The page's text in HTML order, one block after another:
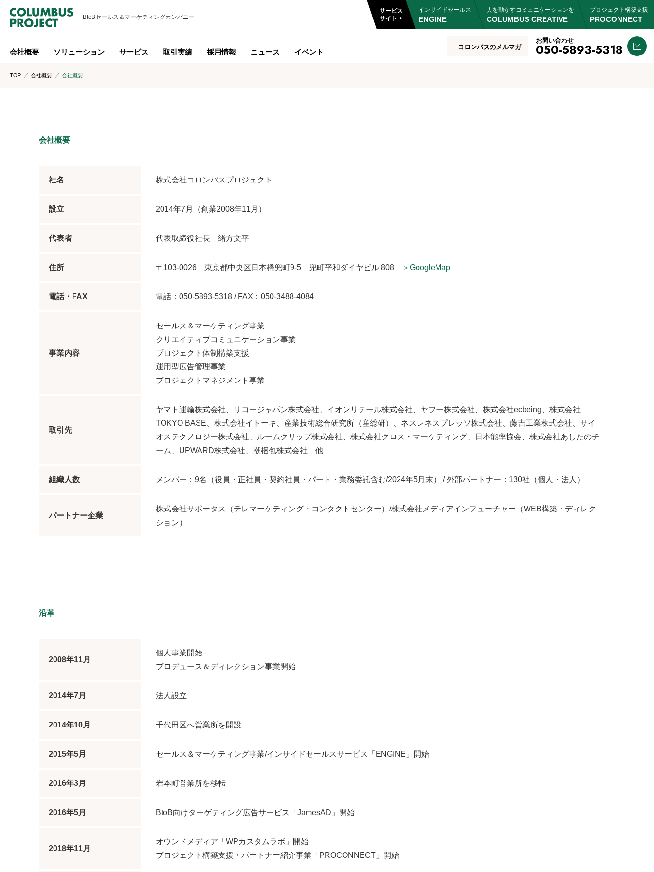
BtoBセールス＆ マーケティングカンパニー
サービス
サイト
インサイドセールス
ENGINE
人を動かすコミュニケーションを
COLUMBUS CREATIVE
プロジェクト構築支援
PROCONNECT
会社概要 ソリューション サービス 取引実績 採用情報 ニュース イベント
コロンバスのメルマガ
お問い合わせ
050-5893-5318
TOP 会社概要 会社概要
会社概要
社名 株式会社コロンバスプロジェクト
設立 2014年7月（創業2008年11月）
代表者 代表取締役社長 緒方文平
住所 〒103-0026 東京都中央区日本橋兜町9-5 兜町平和ダイヤビル 808 ＞GoogleMap
電話・FAX 電話：050-5893-5318 / FAX：050-3488-4084
事業内容
セールス＆マーケティング事業
クリエイティブコミュニケーション事業
プロジェクト体制構築支援
運用型広告管理事業
プロジェクトマネジメント事業
取引先
ヤマト運輸株式会社、リコージャパン株式会社、イオンリテール株式会社、ヤフー株式会社、株式会社ecbeing、株式会社
TOKYO BASE、株式会社イトーキ、産業技術総合研究所（産総研）、ネスレネスプレッソ株式会社、藤吉工業株式会社、サイ
オステクノロジー株式会社、ルームクリップ株式会社、株式会社クロス・マーケティング、日本能率協会、株式会社あしたのチ
ーム、UPWARD株式会社、潮梱包株式会社 他
組織人数 メンバー：9名（役員・正社員・契約社員・パート・業務委託含む/2024年5月末） / 外部パートナー：130社（個人・法人）
パートナー企業
株式会社サポータス（テレマーケティング・コンタクトセンター）/株式会社メディアインフューチャー（WEB構築・ディレク
ション）
沿革
2008年11月
個人事業開始
プロデュース＆ディレクション事業開始
2014年7月 法人設立
2014年10月 千代田区へ営業所を開設
2015年5月 セールス＆マーケティング事業/インサイドセールスサービス「ENGINE」開始
2016年3月 岩本町営業所を移転
2016年5月 BtoB向けターゲティング広告サービス「JamesAD」開始
2018年11月
オウンドメディア「WPカスタムラボ」開始
プロジェクト構築支援・パートナー紹介事業「PROCONNECT」開始